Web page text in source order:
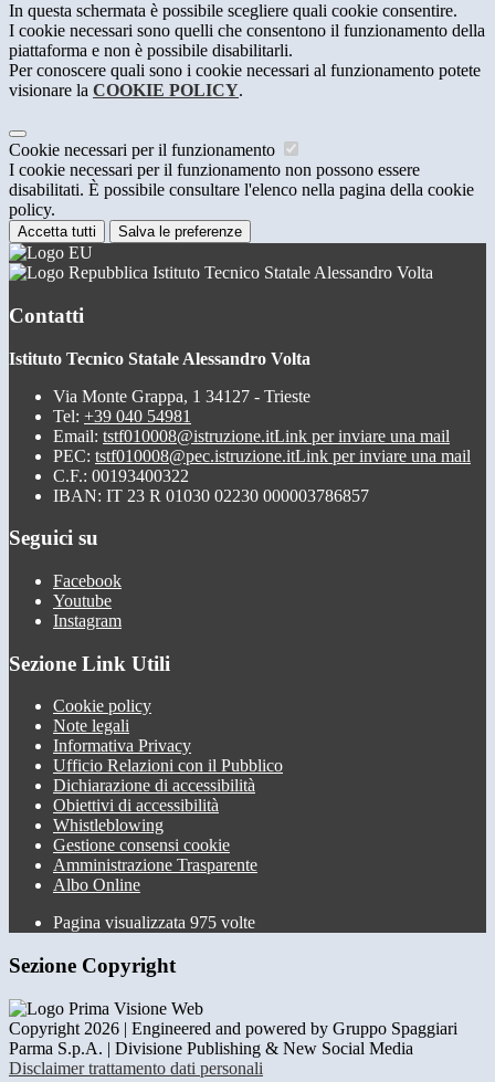
In questa schermata è possibile scegliere quali cookie consentire.
I cookie necessari sono quelli che consentono il funzionamento della
piattaforma e non è possibile disabilitarli.
Per conoscere quali sono i cookie necessari al funzionamento potete
visionare la COOKIE POLICY.
Cookie necessari per il funzionamento
I cookie necessari per il funzionamento non possono essere
disabilitati. È possibile consultare l'elenco nella pagina della cookie
policy.
Accetta tutti Salva le preferenze
Istituto Tecnico Statale Alessandro Volta
Contatti
Istituto Tecnico Statale Alessandro Volta
Via Monte Grappa, 1 34127 - Trieste
Tel: +39 040 54981
Email: tstf010008@istruzione.itLink per inviare una mail
PEC: tstf010008@pec.istruzione.itLink per inviare una mail
C.F.: 00193400322
IBAN: IT 23 R 01030 02230 000003786857
Seguici su
Facebook
Youtube
Instagram
Sezione Link Utili
Cookie policy
Note legali
Informativa Privacy
Ufficio Relazioni con il Pubblico
Dichiarazione di accessibilità
Obiettivi di accessibilità
Whistleblowing
Gestione consensi cookie
Amministrazione Trasparente
Albo Online
Pagina visualizzata 975 volte
Sezione Copyright
Copyright 2026 | Engineered and powered by Gruppo Spaggiari
Parma S.p.A. | Divisione Publishing & New Social Media
Disclaimer trattamento dati personali